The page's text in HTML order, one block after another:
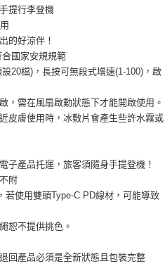
提行李登機
的好涼伴！
國家安規規範
20檔)，長按可無段式增速(1-100)，啟
，需在風扇啟動狀態下才能開啟使用。
皮膚使用時，冰敷片會產生些許水霧或
子產品托運，旅客須隨身手提登機！
附
使用雙頭Type-C PD線材，可能導致
恕不提供挑色。
回產品必須是全新狀態且包裝完整